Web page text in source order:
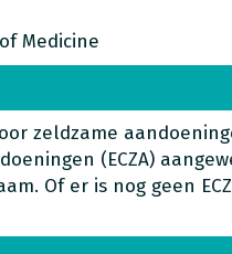
Medicine
zeldzame
(ECZA)
Of er is nog geen